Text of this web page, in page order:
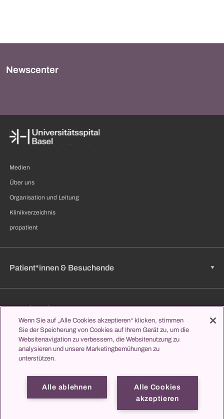
Newscenter
Medien
Über uns
Organisation und Leitung
Klinikverzeichnis
propatient
Patient*innen & Besuchende
Zuweisende
Jobs & Karriere
Lernen & Studieren
Wenn Sie auf „Alle Cookies akzeptieren“ klicken, stimmen
Sie der Speicherung von Cookies auf Ihrem Gerät zu, um die
Websitenavigation zu verbessern, die Websitenutzung zu
analysieren und unsere Marketingbemühungen zu
unterstützen.
Alle Cookies
akzeptieren
Alle ablehnen